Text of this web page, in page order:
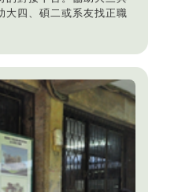
大四、碩二或系友找正職